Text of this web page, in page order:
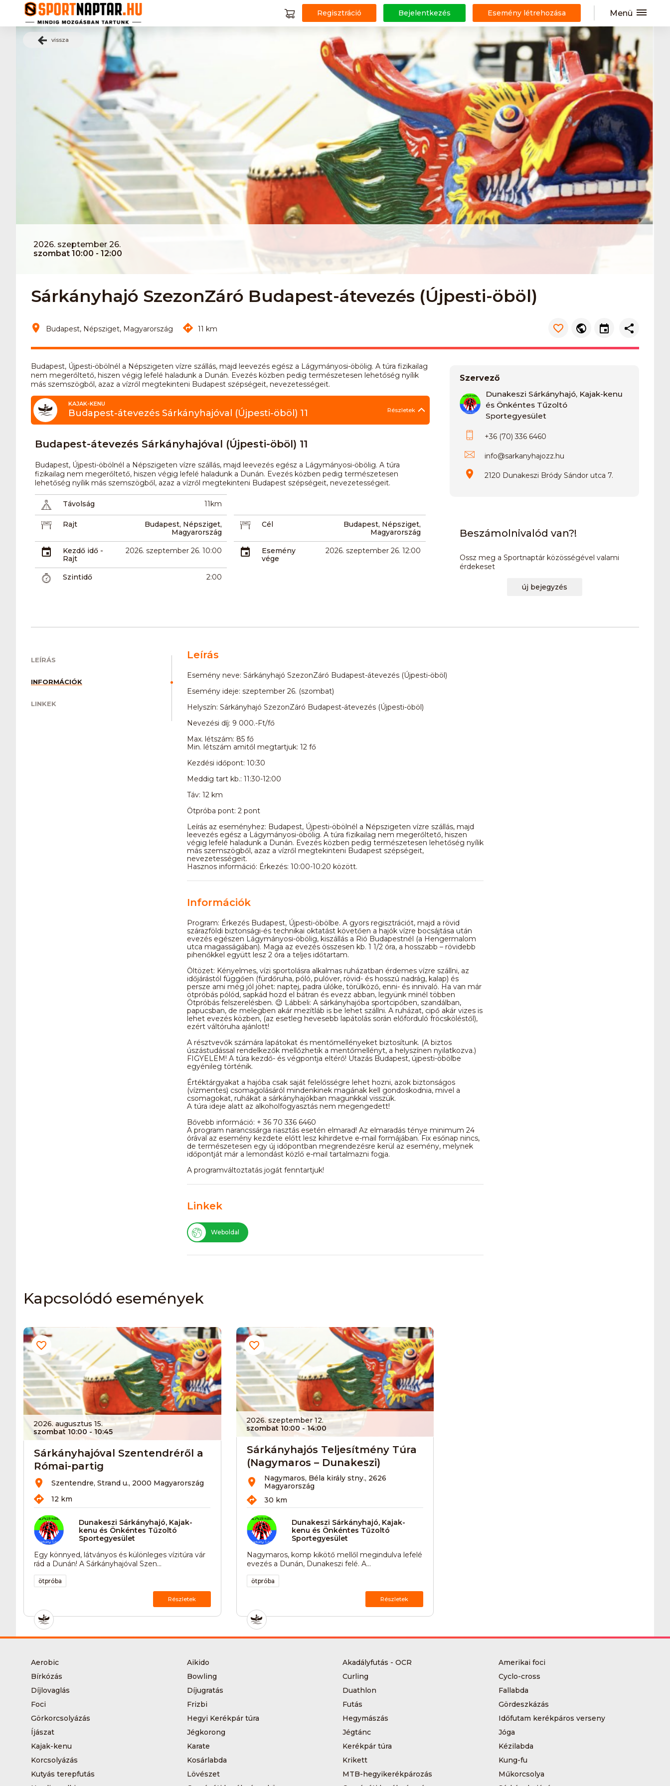
Regisztráció Bejelentkezés Esemény létrehozása Menü
vissza
2026. szeptember 26.
szombat 10:00 - 12:00
Sárkányhajó SzezonZáró Budapest-átevezés (Újpesti-öböl)
Budapest, Népsziget, Magyarország 11 km
Budapest, Újpesti-öbölnél a Népszigeten vízre szállás, majd leevezés egész a Lágymányosi-öbölig. A túra fizikailag
nem megerőltető, hiszen végig lefelé haladunk a Dunán. Evezés közben pedig természetesen lehetőség nyílik
más szemszögből, azaz a vízről megtekinteni Budapest szépségeit, nevezetességeit.
KAJAK-KENU
Budapest-átevezés Sárkányhajóval (Újpesti-öböl) 11 Részletek
Budapest-átevezés Sárkányhajóval (Újpesti-öböl) 11
Budapest, Újpesti-öbölnél a Népszigeten vízre szállás, majd leevezés egész a Lágymányosi-öbölig. A túra
fizikailag nem megerőltető, hiszen végig lefelé haladunk a Dunán. Evezés közben pedig természetesen
lehetőség nyílik más szemszögből, azaz a vízről megtekinteni Budapest szépségeit, nevezetességeit.
Távolság 11km
Rajt
Budapest, Népsziget,
Magyarország
Cél
Budapest, Népsziget,
Magyarország
Kezdő idő -
Rajt
2026. szeptember 26. 10:00
Esemény
vége
2026. szeptember 26. 12:00
Szintidő 2:00
Szervező
Dunakeszi Sárkányhajó, Kajak-kenu
és Önkéntes Tűzoltó
Sportegyesület
+36 (70) 336 6460
info@sarkanyhajozz.hu
2120 Dunakeszi Bródy Sándor utca 7.
Beszámolnivalód van?!
Ossz meg a Sportnaptár közösségével valami
érdekeset
új bejegyzés
LEÍRÁS
INFORMÁCIÓK
LINKEK
Leírás
Esemény neve: Sárkányhajó SzezonZáró Budapest-átevezés (Újpesti-öböl)
Esemény ideje: szeptember 26. (szombat)
Helyszín: Sárkányhajó SzezonZáró Budapest-átevezés (Újpesti-öböl)
Nevezési díj: 9 000.-Ft/fő
Max. létszám: 85 fő
Min. létszám amitől megtartjuk: 12 fő
Kezdési időpont: 10:30
Meddig tart kb.: 11:30-12:00
Táv: 12 km
Ötpróba pont: 2 pont
Leírás az eseményhez: Budapest, Újpesti-öbölnél a Népszigeten vízre szállás, majd
leevezés egész a Lágymányosi-öbölig. A túra fizikailag nem megerőltető, hiszen
végig lefelé haladunk a Dunán. Evezés közben pedig természetesen lehetőség nyílik
más szemszögből, azaz a vízről megtekinteni Budapest szépségeit,
nevezetességeit.
Hasznos információ: Érkezés: 10:00-10:20 között.
Információk
Program: Érkezés Budapest, Újpesti-öbölbe. A gyors regisztrációt, majd a rövid
szárazföldi biztonsági-és technikai oktatást követően a hajók vízre bocsájtása után
evezés egészen Lágymányosi-öbölig, kiszállás a Rió Budapestnél (a Hengermalom
utca magasságában). Maga az evezés összesen kb. 1 1/2 óra, a hosszabb – rövidebb
pihenőkkel együtt lesz 2 óra a teljes időtartam.
Öltözet: Kényelmes, vízi sportolásra alkalmas ruházatban érdemes vízre szállni, az
időjárástól függően (fürdőruha, póló, pulóver, rövid- és hosszú nadrág, kalap) és
persze ami még jól jöhet: naptej, padra ülőke, törülköző, enni- és innivaló. Ha van már
ötpróbás pólód, sapkád hozd el bátran és evezz abban, legyünk minél többen
Ötpróbás felszerelésben. 😉 Lábbeli: A sárkányhajóba sportcipőben, szandálban,
papucsban, de melegben akár mezítláb is be lehet szállni. A ruházat, cipő akár vizes is
lehet evezés közben, (az esetleg hevesebb lapátolás során előforduló fröcsköléstől),
ezért váltóruha ajánlott!
A résztvevők számára lapátokat és mentőmellényeket biztosítunk. (A biztos
úszástudással rendelkezők mellőzhetik a mentőmellényt, a helyszínen nyilatkozva.)
FIGYELEM! A túra kezdő- és végpontja eltérő! Utazás Budapest, újpesti-öbölbe
egyénileg történik.
Értéktárgyakat a hajóba csak saját felelősségre lehet hozni, azok biztonságos
(vízmentes) csomagolásáról mindenkinek magának kell gondoskodnia, mivel a
csomagokat, ruhákat a sárkányhajókban magunkkal visszük.
A túra ideje alatt az alkoholfogyasztás nem megengedett!
Bővebb információ: + 36 70 336 6460
A program narancssárga riasztás esetén elmarad! Az elmaradás ténye minimum 24
órával az esemény kezdete előtt lesz kihirdetve e-mail formájában. Fix esőnap nincs,
de természetesen egy új időpontban megrendezésre kerül az esemény, melynek
időpontját már a lemondást közlő e-mail tartalmazni fogja.
A programváltoztatás jogát fenntartjuk!
Linkek
Weboldal
Kapcsolódó események
2026. augusztus 15.
szombat 10:00 - 10:45
Sárkányhajóval Szentendréről a
Római-partig
Szentendre, Strand u., 2000 Magyarország
12 km
Dunakeszi Sárkányhajó, Kajak-
kenu és Önkéntes Tűzoltó
Sportegyesület
Egy könnyed, látványos és különleges vízitúra vár
rád a Dunán! A Sárkányhajóval Szen...
ötpróba
Részletek
2026. szeptember 12.
szombat 10:00 - 14:00
Sárkányhajós Teljesítmény Túra
(Nagymaros – Dunakeszi)
Nagymaros, Béla király stny., 2626
Magyarország
30 km
Dunakeszi Sárkányhajó, Kajak-
kenu és Önkéntes Tűzoltó
Sportegyesület
Nagymaros, komp kikötő mellől megindulva lefelé
evezés a Dunán, Dunakeszi felé. A...
ötpróba
Részletek
Aerobic Aikido Akadályfutás - OCR
Amerikai foci
Bírkózás
Bowling Curling
Cyclo-cross
Díjlovaglás
Díjugratás Duathlon
Fallabda
Foci
Frizbi Futás
Gördeszkázás
Görkorcsolyázás
Hegyi Kerékpár túra Hegymászás
Időfutam kerékpáros verseny
Íjászat
Jégkorong Jégtánc
Jóga
Kajak-kenu
Karate Kerékpár túra
Kézilabda
Korcsolyázás
Kosárlabda Krikett
Kung-fu
Kutyás terepfutás
Lövészet MTB-hegyikerékpározás
Műkorcsolya